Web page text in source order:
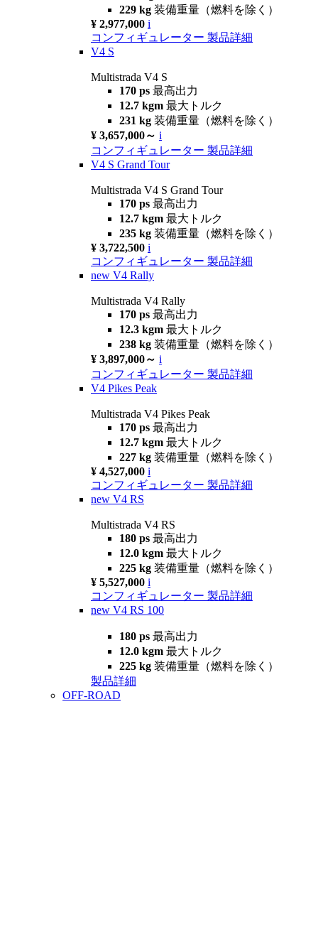
229 kg 装備重量（燃料を除く）
¥ 2,977,000 i
コンフィギュレーター 製品詳細
V4 S
Multistrada V4 S
170 ps 最高出力
12.7 kgm 最大トルク
231 kg 装備重量（燃料を除く）
¥ 3,657,000～ i
コンフィギュレーター 製品詳細
V4 S Grand Tour
Multistrada V4 S Grand Tour
170 ps 最高出力
12.7 kgm 最大トルク
235 kg 装備重量（燃料を除く）
¥ 3,722,500 i
コンフィギュレーター 製品詳細
new V4 Rally
Multistrada V4 Rally
170 ps 最高出力
12.3 kgm 最大トルク
238 kg 装備重量（燃料を除く）
¥ 3,897,000～ i
コンフィギュレーター 製品詳細
V4 Pikes Peak
Multistrada V4 Pikes Peak
170 ps 最高出力
12.7 kgm 最大トルク
227 kg 装備重量（燃料を除く）
¥ 4,527,000 i
コンフィギュレーター 製品詳細
new V4 RS
Multistrada V4 RS
180 ps 最高出力
12.0 kgm 最大トルク
225 kg 装備重量（燃料を除く）
¥ 5,527,000 i
コンフィギュレーター 製品詳細
new V4 RS 100
180 ps 最高出力
12.0 kgm 最大トルク
225 kg 装備重量（燃料を除く）
製品詳細
OFF-ROAD